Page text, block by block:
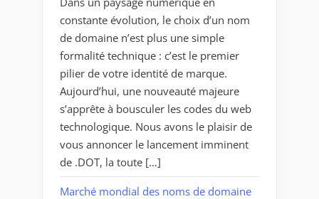
constante évolution, le choix d’un nom
de domaine n’est plus une simple
formalité technique : c’est le premier
pilier de votre identité de marque.
Aujourd’hui, une nouveauté majeure
s’apprête à bousculer les codes du web
technologique. Nous avons le plaisir de
vous annoncer le lancement imminent
de .DOT, la toute […]
Marché mondial des noms de domaine